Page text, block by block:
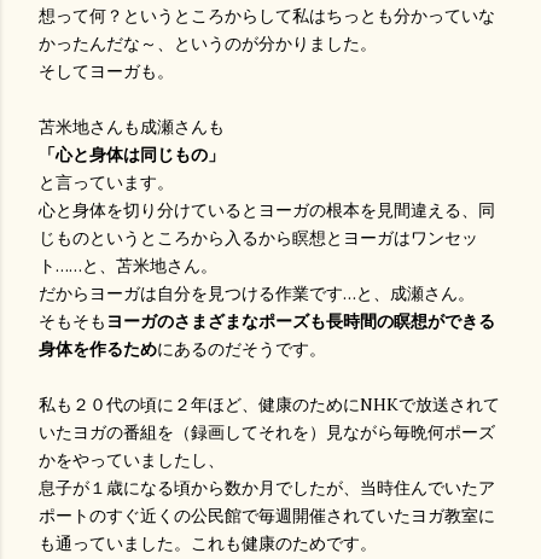
想って何？というところからして私はちっとも分かっていな
かったんだな～、というのが分かりました。
そしてヨーガも。
苫米地さんも成瀬さんも
「心と身体は同じもの」
と言っています。
心と身体を切り分けているとヨーガの根本を見間違える、同
じものというところから入るから瞑想とヨーガはワンセッ
ト……と、苫米地さん。
だからヨーガは自分を見つける作業です…と、成瀬さん。
そもそも ヨーガのさまざまなポーズも長時間の瞑想ができる
身体を作るためにあるのだそうです。
私も２０代の頃に２年ほど、健康のためにNHKで放送されて
いたヨガの番組を（録画してそれを）見ながら毎晩何ポーズ
かをやっていましたし、
息子が１歳になる頃から数か月でしたが、当時住んでいたア
ポートのすぐ近くの公民館で毎週開催されていたヨガ教室に
も通っていました。これも健康のためです。